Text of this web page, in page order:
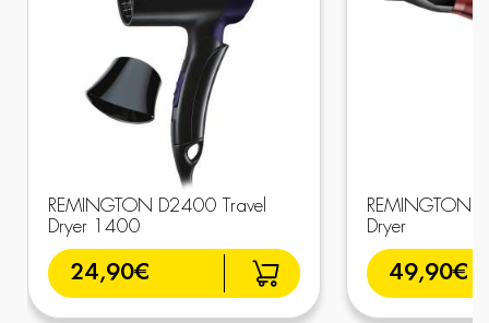
REMINGTON D2400 Travel
Dryer 1400
24,90€
REMINGTON
Dryer
49,90€